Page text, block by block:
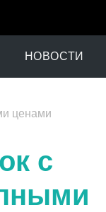
НОВОСТИ
ценами
с